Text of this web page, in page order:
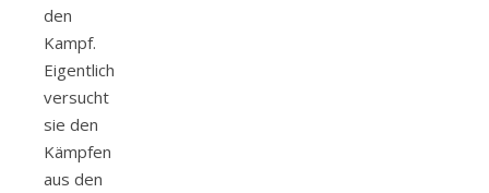
den
Kampf.
Eigentlich
versucht
sie den
Kämpfen
aus den